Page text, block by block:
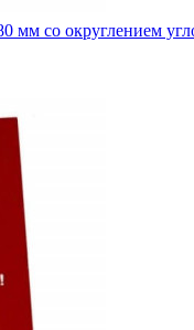
мм со округлением